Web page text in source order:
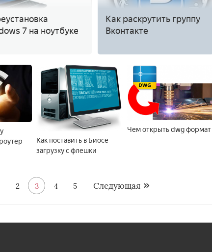
7 на ноутбуке
Как раскрутить группу
Вконтакте
Как поставить в Биосе
загрузку с флешки
Чем открыть dwg формат
2 3 4 5 Следующая